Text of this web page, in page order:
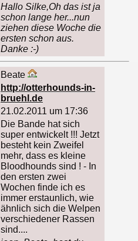
Hallo Silke,Oh das ist ja
schon lange her...nun
ziehen diese Woche die
ersten schon aus.
Danke :-)
Beate
http://otterhounds-in-
bruehl.de
21.02.2011 um 17:36
Die Bande hat sich
super entwickelt !!! Jetzt
besteht kein Zweifel
mehr, dass es kleine
Bloodhounds sind ! - In
den ersten zwei
Wochen finde ich es
immer erstaunlich, wie
ähnlich sich die Welpen
verschiedener Rassen
sind....